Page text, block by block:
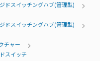
ドスイッチングハブ(管理型)
ドスイッチングハブ(管理型)
チャー
スイッチ